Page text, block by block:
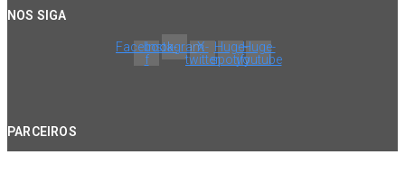
NOS SIGA
Facebook-
f
InstagramX-
twitter
Huge-
spotify
Huge-
youtube
PARCEIROS